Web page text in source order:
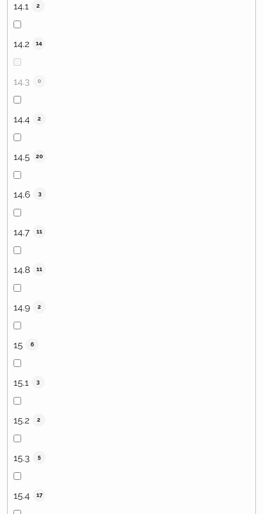
14.1 2
14.2 14
14.3 0
14.4 2
14.5 20
14.6 3
14.7 11
14.8 11
14.9 2
15 6
15.1 3
15.2 2
15.3 5
15.4 17